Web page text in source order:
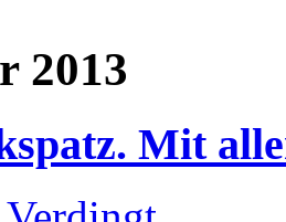
2013
Mit